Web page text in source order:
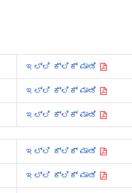
ಇಲ್ಲಿ ಕ್ಲಿಕ್ ಮಾಡಿ
ಇಲ್ಲಿ ಕ್ಲಿಕ್ ಮಾಡಿ
ಇಲ್ಲಿ ಕ್ಲಿಕ್ ಮಾಡಿ
ಇಲ್ಲಿ ಕ್ಲಿಕ್ ಮಾಡಿ
ಇಲ್ಲಿ ಕ್ಲಿಕ್ ಮಾಡಿ